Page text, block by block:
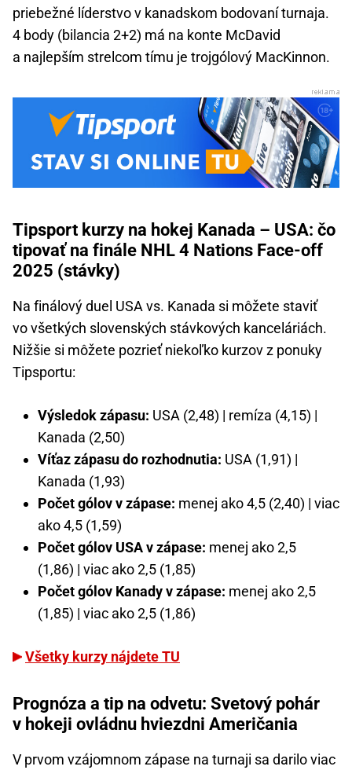
priebežné líderstvo v kanadskom bodovaní turnaja.
4 body (bilancia 2+2) má na konte McDavid
a najlepším strelcom tímu je trojgólový MacKinnon.
Tipsport kurzy na hokej Kanada – USA: čo
tipovať na finále NHL 4 Nations Face-off
2025 (stávky)
Na finálový duel USA vs. Kanada si môžete staviť
vo všetkých slovenských stávkových kanceláriách.
Nižšie si môžete pozrieť niekoľko kurzov z ponuky
Tipsportu:
Výsledok zápasu: USA (2,48) | remíza (4,15) |
Kanada (2,50)
Víťaz zápasu do rozhodnutia: USA (1,91) |
Kanada (1,93)
Počet gólov v zápase: menej ako 4,5 (2,40) | viac
ako 4,5 (1,59)
Počet gólov USA v zápase: menej ako 2,5
(1,86) | viac ako 2,5 (1,85)
Počet gólov Kanady v zápase: menej ako 2,5
(1,85) | viac ako 2,5 (1,86)
Všetky kurzy nájdete TU
Prognóza a tip na odvetu: Svetový pohár
v hokeji ovládnu hviezdni Američania
V prvom vzájomnom zápase na turnaji sa darilo viac